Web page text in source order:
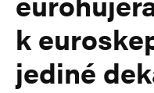
k
jediné